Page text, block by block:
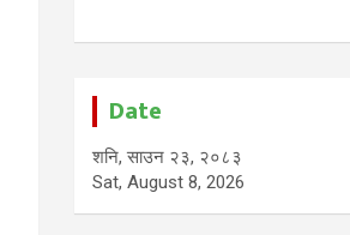
Date
शनि, साउन २३, २०८३
Sat, August 8, 2026